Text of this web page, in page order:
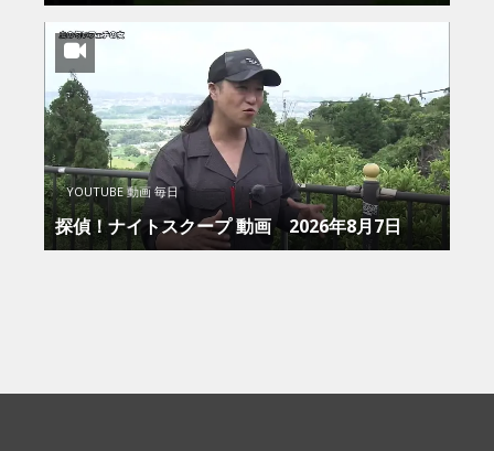
YOUTUBE 動画 毎日
探偵！ナイトスクープ 動画 2026年8月7日